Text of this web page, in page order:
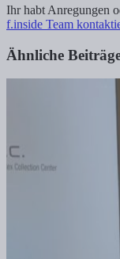
Ihr habt Anregungen
f.inside Team
Ähnliche